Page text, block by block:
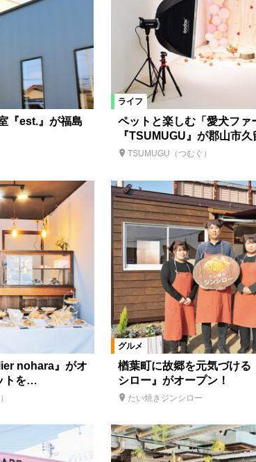
『est.』が福島
ライフ
ペットと楽しむ「愛犬ファ
『TSUMUGU』が郡山市
TSUMUGU（つむぐ）
nohara』がオ
トを…
グルメ
楢葉町に故郷を元気づける
シロー』がオープン！
たい焼きジンシロー